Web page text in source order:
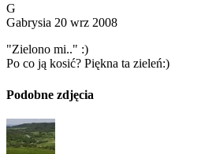
G
Gabrysia 20 wrz 2008
"Zielono mi.." :)
Po co ją kosić? Piękna ta zieleń:)
Podobne zdjęcia